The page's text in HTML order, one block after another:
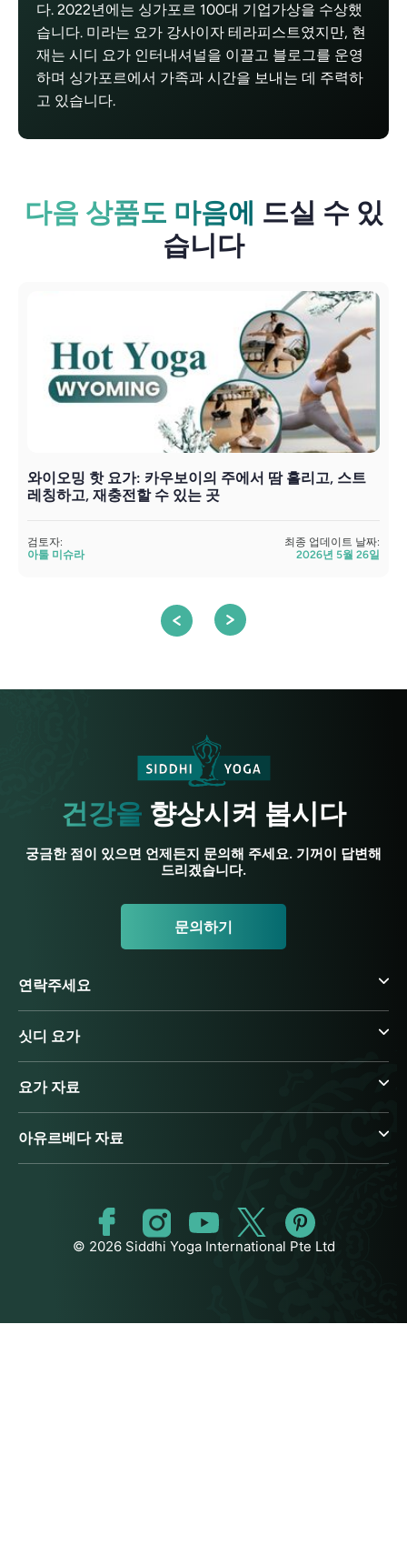
다. 2022년에는 싱가포르 100대 기업가상을 수상했
습니다. 미라는 요가 강사이자 테라피스트였지만, 현
재는 시디 요가 인터내셔널을 이끌고 블로그를 운영
하며 싱가포르에서 가족과 시간을 보내는 데 주력하
고 있습니다.
다음 상품도 마음에 드실 수 있
습니다
와이오밍 핫 요가: 카우보이의 주에서 땀 흘리고, 스트
레칭하고, 재충전할 수 있는 곳
검토자:
아툴 미슈라
최종 업데이트 날짜:
2026년 5월 26일
건강을 향상시켜 봅시다
궁금한 점이 있으면 언제든지 문의해 주세요. 기꺼이 답변해
드리겠습니다.
문의하기
연락주세요
싯디 요가
요가 자료
아유르베다 자료
© 2026 Siddhi Yoga International Pte Ltd